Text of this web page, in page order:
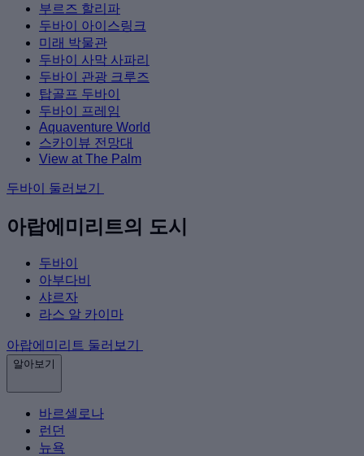
부르즈 할리파
두바이 아이스링크
미래 박물관
두바이 사막 사파리
두바이 관광 크루즈
탑골프 두바이
두바이 프레임
Aquaventure World
스카이뷰 전망대
View at The Palm
두바이 둘러보기
아랍에미리트의 도시
두바이
아부다비
샤르자
라스 알 카이마
아랍에미리트 둘러보기
알아보기
바르셀로나
런던
뉴욕